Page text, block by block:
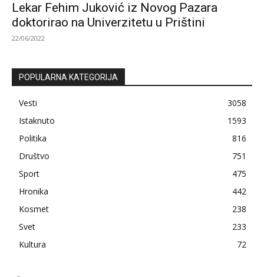
Lekar Fehim Juković iz Novog Pazara
doktorirao na Univerzitetu u Prištini
22/06/2022
POPULARNA KATEGORIJA
Vesti
3058
Istaknuto
1593
Politika
816
Društvo
751
Sport
475
Hronika
442
Kosmet
238
Svet
233
Kultura
72